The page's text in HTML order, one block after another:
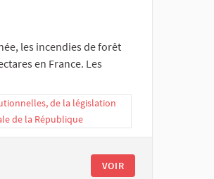
les incendies de forêt
en France. Les
de la législation
de la République
VOIR